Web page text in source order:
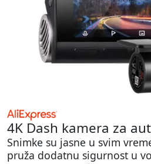
4K Dash kamera za
Snimke su jasne u svim
pruža dodatnu sigurnost u